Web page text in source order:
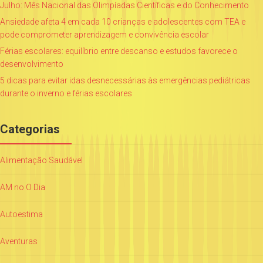
Julho: Mês Nacional das Olimpíadas Científicas e do Conhecimento
Ansiedade afeta 4 em cada 10 crianças e adolescentes com TEA e
pode comprometer aprendizagem e convivência escolar
Férias escolares: equilíbrio entre descanso e estudos favorece o
desenvolvimento
5 dicas para evitar idas desnecessárias às emergências pediátricas
durante o inverno e férias escolares
Categorias
Alimentação Saudável
AM no O Dia
Autoestima
Aventuras